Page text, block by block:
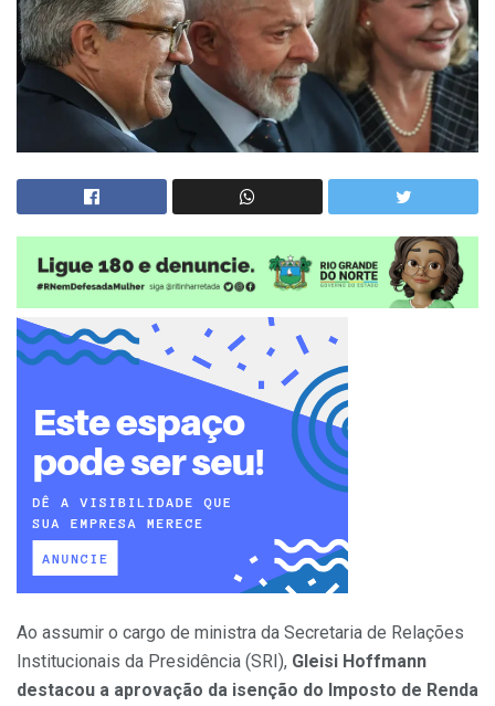
Ao assumir o cargo de ministra da Secretaria de Relações
Institucionais da Presidência (SRI), Gleisi Hoffmann
destacou a aprovação da isenção do Imposto de Renda